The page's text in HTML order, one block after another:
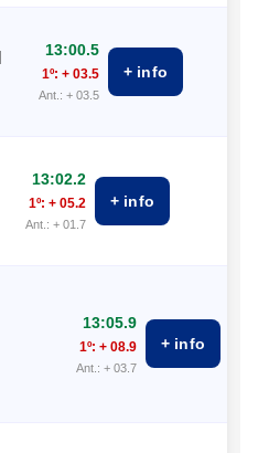
13:00.5
1º: + 03.5
Ant.: + 03.5
+ info
13:02.2
1º: + 05.2
Ant.: + 01.7
+ info
13:05.9
1º: + 08.9
Ant.: + 03.7
+ info